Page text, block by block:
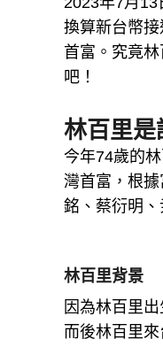
換算新台幣
首富。究竟
吧！
林百里是
今年74歲的
灣首富，根
銘、蔡衍明、
林百里背景
因為林百里
而後林百里